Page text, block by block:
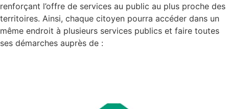
renforçant l’offre de services au public au plus proche des
territoires. Ainsi, chaque citoyen pourra accéder dans un
même endroit à plusieurs services publics et faire toutes
ses démarches auprès de :